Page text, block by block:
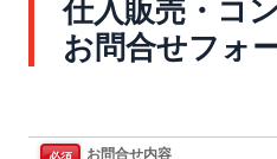
仕入販売・コ
お問合せフォ
お問合せ内容